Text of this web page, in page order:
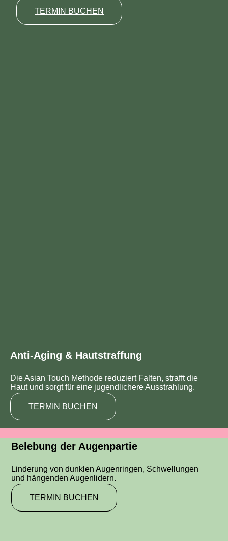
TERMIN BUCHEN
Anti-Aging & Hautstraffung
Die Asian Touch Methode reduziert Falten, strafft die
Haut und sorgt für eine jugendlichere Ausstrahlung.
TERMIN BUCHEN
Belebung der Augenpartie
Linderung von dunklen Augenringen, Schwellungen
und hängenden Augenlidern.
TERMIN BUCHEN